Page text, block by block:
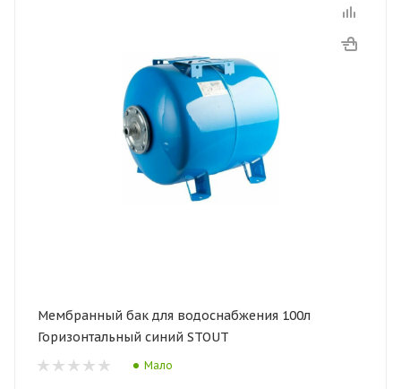
Мембранный бак для водоснабжения 100л
Горизонтальный синий STOUT
Мало